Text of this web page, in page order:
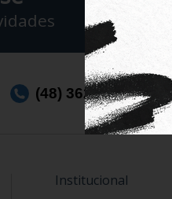
(48) 3623-1991
Institucional